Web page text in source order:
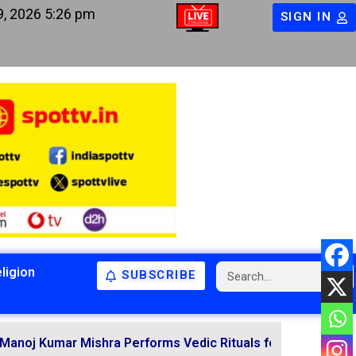
2026 5:26 pm SIGN IN
SUBSCRIBE
Mishra Performs Vedic Rituals for the Resolution of
LATEST NEWS
NATIONAL
RELIGION